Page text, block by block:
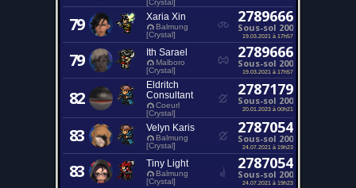
[Crystal]
79 Xaria Xin
Balmung
[Crystal]
2789666
Sous-sol 200
19.03.2021 à 17h57
79 Ith Sarael
Malboro
[Crystal]
2789666
Sous-sol 200
19.03.2021 à 17h57
82
Eldritch
Consultant
Coeurl
[Crystal]
2787179
Sous-sol 200
20.01.2023 à 00h21
83 Velyn Karis
Balmung
[Crystal]
2787054
Sous-sol 200
24.07.2021 à 19h23
83 Tiny Light
Balmung
[Crystal]
2787054
Sous-sol 200
24.07.2021 à 19h23